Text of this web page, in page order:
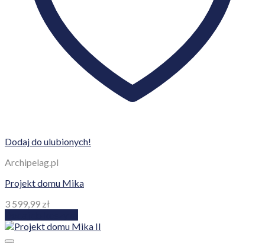
Dodaj do ulubionych!
Archipelag.pl
Projekt domu Mika
3 599,99 zł